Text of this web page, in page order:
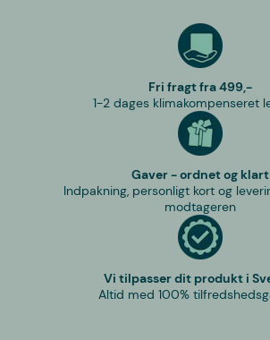
Fri fragt fra 499,-
1-2 dages klimakompenseret
Gaver - ordnet og klart
Indpakning, personligt kort og
modtageren
Vi tilpasser dit produkt i
Altid med 100%